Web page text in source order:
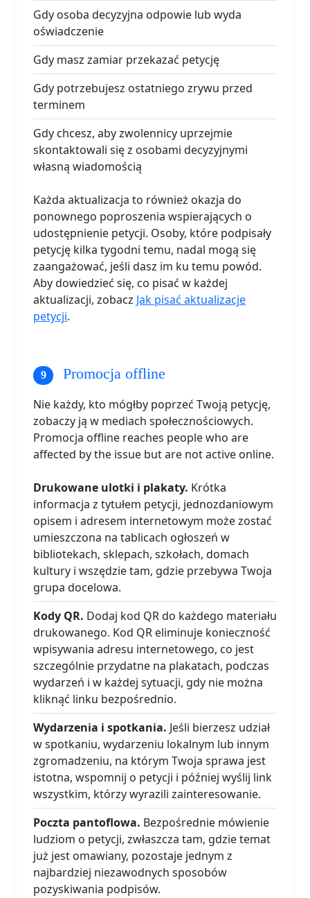
Gdy osoba decyzyjna odpowie lub wyda
oświadczenie
Gdy masz zamiar przekazać petycję
Gdy potrzebujesz ostatniego zrywu przed
terminem
Gdy chcesz, aby zwolennicy uprzejmie
skontaktowali się z osobami decyzyjnymi
własną wiadomością
Każda aktualizacja to również okazja do
ponownego poproszenia wspierających o
udostępnienie petycji. Osoby, które podpisały
petycję kilka tygodni temu, nadal mogą się
zaangażować, jeśli dasz im ku temu powód.
Aby dowiedzieć się, co pisać w każdej
aktualizacji, zobacz Jak pisać aktualizacje
petycji.
Promocja offline
Nie każdy, kto mógłby poprzeć Twoją petycję,
zobaczy ją w mediach społecznościowych.
Promocja offline reaches people who are
affected by the issue but are not active online.
Drukowane ulotki i plakaty. Krótka
informacja z tytułem petycji, jednozdaniowym
opisem i adresem internetowym może zostać
umieszczona na tablicach ogłoszeń w
bibliotekach, sklepach, szkołach, domach
kultury i wszędzie tam, gdzie przebywa Twoja
grupa docelowa.
Kody QR. Dodaj kod QR do każdego materiału
drukowanego. Kod QR eliminuje konieczność
wpisywania adresu internetowego, co jest
szczególnie przydatne na plakatach, podczas
wydarzeń i w każdej sytuacji, gdy nie można
kliknąć linku bezpośrednio.
Wydarzenia i spotkania. Jeśli bierzesz udział
w spotkaniu, wydarzeniu lokalnym lub innym
zgromadzeniu, na którym Twoja sprawa jest
istotna, wspomnij o petycji i później wyślij link
wszystkim, którzy wyrazili zainteresowanie.
Poczta pantoflowa. Bezpośrednie mówienie
ludziom o petycji, zwłaszcza tam, gdzie temat
już jest omawiany, pozostaje jednym z
najbardziej niezawodnych sposobów
pozyskiwania podpisów.